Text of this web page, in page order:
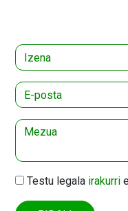
Testu legala irakurri